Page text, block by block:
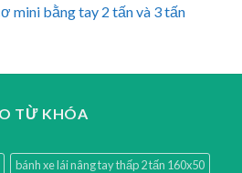
mini bằng tay 2 tấn và 3 tấn
TỪ KHÓA
bánh xe lái nâng tay thấp 2 tấn 160x50